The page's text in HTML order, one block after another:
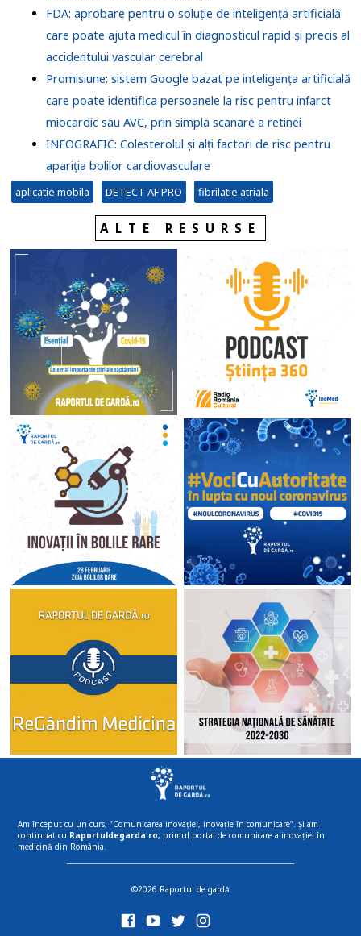
FDA: aprobare pentru o soluție de inteligență artificială
care poate ajuta medicul în diagnosticul rapid și precis al
accidentului vascular cerebral
Promisiune: sistem Google bazat pe inteligența artificială
care poate identifica persoanele la risc pentru infarct
miocardic sau AVC, prin simpla scanare a retinei
INFOGRAFIC: Colesterolul și alți factori de risc pentru
apariția bolilor cardiovasculare
aplicatie mobila DETECT AF PRO fibrilatie atriala
ALTE RESURSE
Am început cu un curs, “Comunicarea inovației, inovație în comunicare”. Și am
continuat cu Raportuldegarda.ro, primul portal de comunicare a inovației în
medicină din România.
©2026 Raportul de gardă